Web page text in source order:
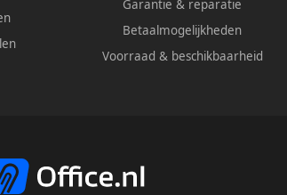
Garantie & reparatie
Betaalmogelijkheden
Voorraad & beschikbaarheid